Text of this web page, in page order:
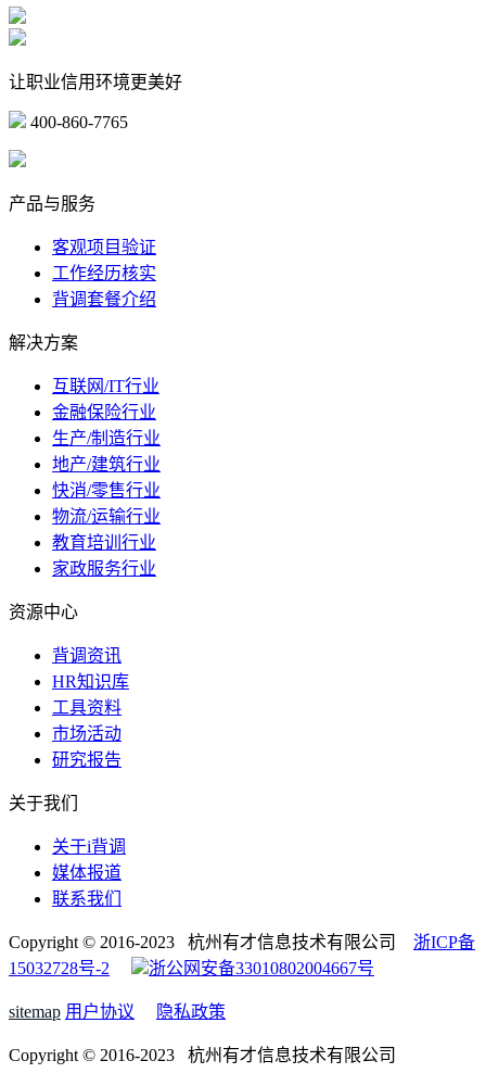
让职业信用环境更美好
400-860-7765
产品与服务
客观项目验证
工作经历核实
背调套餐介绍
解决方案
互联网/IT行业
金融保险行业
生产/制造行业
地产/建筑行业
快消/零售行业
物流/运输行业
教育培训行业
家政服务行业
资源中心
背调资讯
HR知识库
工具资料
市场活动
研究报告
关于我们
关于i背调
媒体报道
联系我们
Copyright © 2016-2023 杭州有才信息技术有限公司 浙ICP备
15032728号-2
浙公网安备33010802004667号
sitemap 用户协议 隐私政策
Copyright © 2016-2023 杭州有才信息技术有限公司